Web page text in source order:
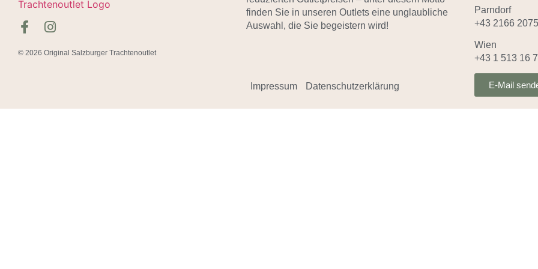
© 2026 Original Salzburger Trachtenoutlet
finden Sie in unseren Outlets eine unglaubliche
Auswahl, die Sie begeistern wird!
Impressum Datenschutzerklärung
Parndorf
+43 2166
Wien
+43 1 513 16
E-Mail